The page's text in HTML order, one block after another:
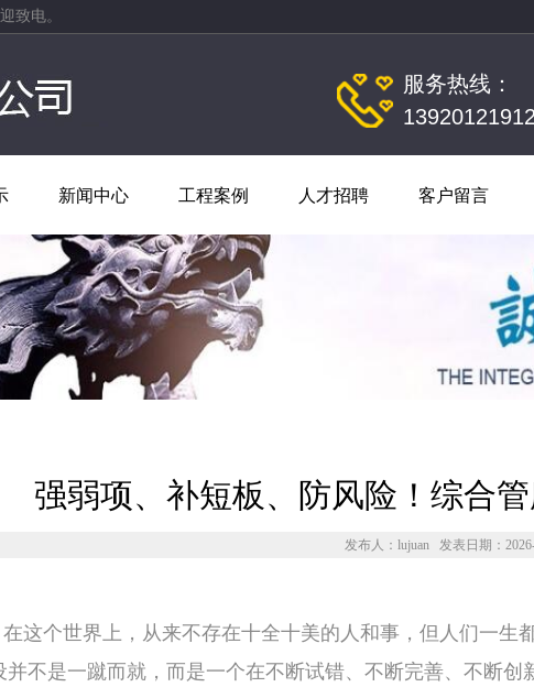
致电。
服务热线：
13920121912
新闻中心 工程案例 人才招聘 客户留言
强弱项、补短板、防风险！综合
发布人：lujuan 发表日期：
在这个世界上，从来不存在十全十美的人和事，但人们一生
并不是一蹴而就，而是一个在不断试错、不断完善、不断